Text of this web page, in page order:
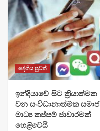
දේශීය පුවත්
​ඉන්දියාවේ සිට ක්‍රියාත්මක
වන සංවිධානාත්මක සමාජ
මාධ්‍ය කප්පම් ජාවාරමක්
හෙළිවෙයි